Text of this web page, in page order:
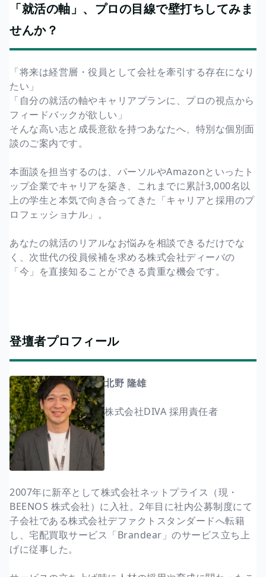
「就活の軸」、プロの目線で壁打ちしてみま
せんか？
「将来は経営層・役員として会社を牽引する存在になり
たい」
「自分の就活の軸やキャリアプランに、プロの視点から
フィードバックが欲しい」
そんな高い志と成長意欲を持つあなたへ、特別な個別面
談のご案内です。
本面談を担当するのは、パーソルやAmazonといったト
ップ企業でキャリアを築き、これまでに累計3,000名以
上の学生と本気で向き合ってきた「キャリアと採用のプ
ロフェッショナル」。
あなたの就活のリアルなお悩みを相談できるだけでな
く、次世代の役員候補を求める株式会社ディーバの
「今」を直接知ることができる貴重な機会です。
登壇者プロフィール
北野 隆雄
株式会社DIVA 採用責任者
2007年に新卒として株式会社ネットプライス（現・
BEENOS 株式会社）に入社。2年目に社内公募制度にて
子会社である株式会社デファクトスタンダードへ転籍
し、宅配買取サービス「Brandear」のサービス立ち上
げに従事した。